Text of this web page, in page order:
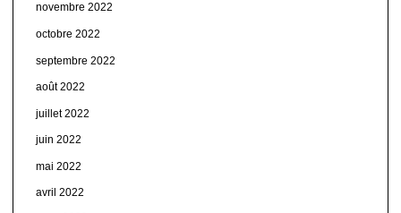
novembre 2022
octobre 2022
septembre 2022
août 2022
juillet 2022
juin 2022
mai 2022
avril 2022